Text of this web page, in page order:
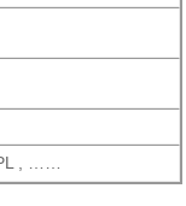
, ……